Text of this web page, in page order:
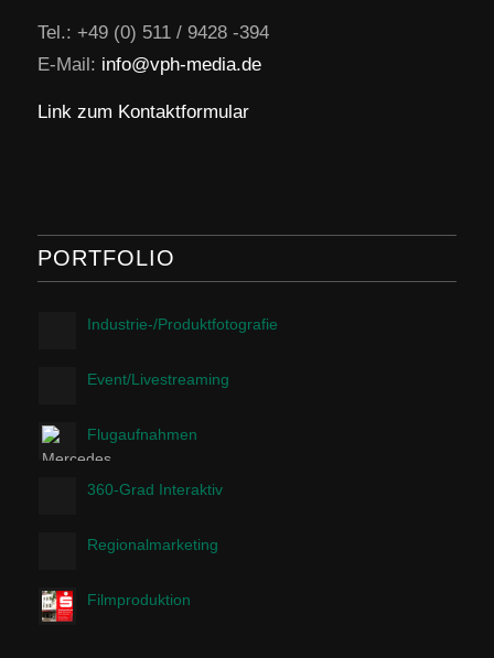
Tel.: +49 (0) 511 / 9428 -394
E-Mail: info@vph-media.de
Link zum Kontaktformular
PORTFOLIO
Industrie-/Produktfotografie
Event/Livestreaming
Flugaufnahmen
360-Grad Interaktiv
Regionalmarketing
Filmproduktion